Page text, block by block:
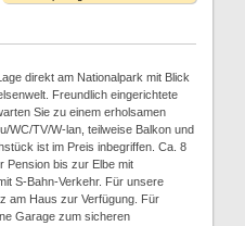
direkt am Nationalpark mit Blick
Freundlich eingerichtete
Sie zu einem erholsamen
WC/TV/W-lan, teilweise Balkon und
ist im Preis inbegriffen. Ca. 8
Pension bis zur Elbe mit
S-Bahn-Verkehr. Für unsere
am Haus zur Verfügung. Für
Garage zum sicheren